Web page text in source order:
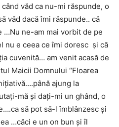
văd ca nu-mi răspunde, o
văd dacă îmi răspunde.. că
…Nu ne-am mai vorbit de pe
nu e ceea ce îmi doresc şi că
cuvenită… am venit acasă de
Maicii Domnului “Floarea
ajung la
mă şi daţi-mi un ghând, o
să pot să-l îmblânzesc şi
…căci e un on bun şi îl